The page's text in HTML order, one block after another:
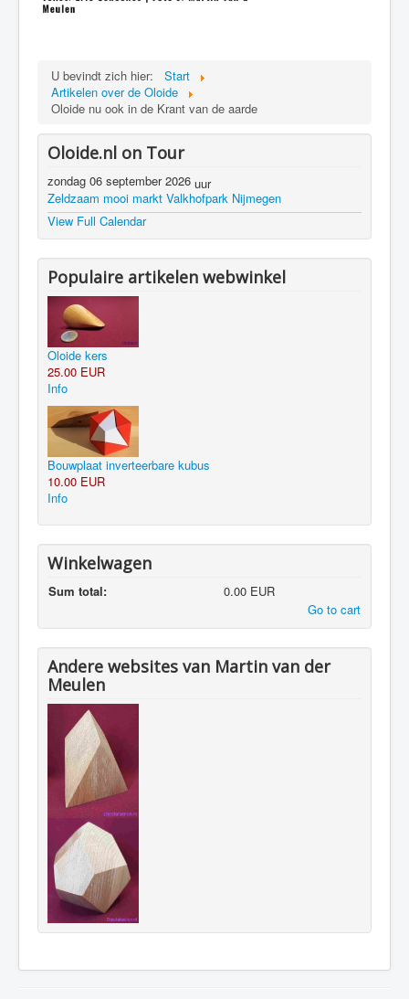
U bevindt zich hier:
Start
Artikelen over de Oloide
Oloide nu ook in de Krant van de aarde
Oloide.nl on Tour
zondag 06 september 2026 uur
Zeldzaam mooi markt Valkhofpark Nijmegen
View Full Calendar
Populaire artikelen webwinkel
Oloide kers
25.00 EUR
Info
Bouwplaat inverteerbare kubus
10.00 EUR
Info
Winkelwagen
Sum total:
0.00 EUR
Go to cart
Andere websites van Martin van der
Meulen